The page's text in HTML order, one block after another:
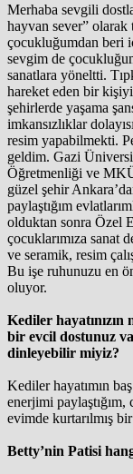
Merhaba sevgili
hayvan sever” olarak
çocukluğumdan beri
sevgim de
sanatlara yöneltti.
hareket eden bir
şehirlerde yaşama
imkansızlıklar
resim yapabilmekti.
geldim. Gazi
Öğretmenliği ve
güzel şehir
paylaştığım
olduktan sonra Özel
çocuklarımıza sanat
ve seramik, resim
Bu işe ruhunuzu en
oluyor.
Kediler hayatınızın
bir evcil dostunuz
dinleyebilir miyiz?
Kediler hayatımın
enerjimi
evimde kurtarılmış
Betty’nin Patisi